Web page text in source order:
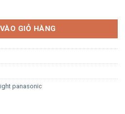
Panasonic DN 2G
GIỎ HÀNG
panasonic